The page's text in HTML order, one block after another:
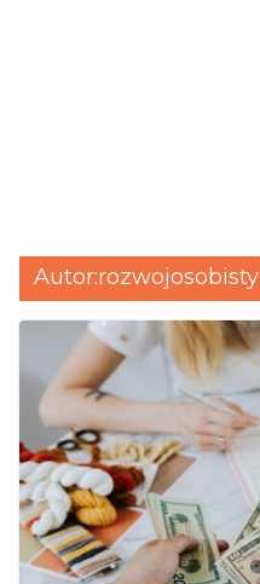
Autor:rozwojosobisty